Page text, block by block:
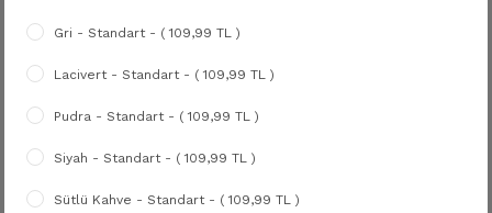
Gri - Standart - ( 109,99 TL )
Lacivert - Standart - ( 109,99 TL )
Pudra - Standart - ( 109,99 TL )
Siyah - Standart - ( 109,99 TL )
Sütlü Kahve - Standart - ( 109,99 TL )